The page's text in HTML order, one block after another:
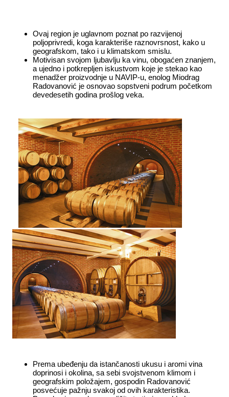
Ovaj region je uglavnom poznat po razvijenoj
poljoprivredi, koga karakteriše raznovrsnost, kako u
geografskom, tako i u klimatskom smislu.
Motivisan svojom ljubavlju ka vinu, obogaćen znanjem,
a ujedno i potkrepljen iskustvom koje je stekao kao
menadžer proizvodnje u NAVIP-u, enolog Miodrag
Radovanović je osnovao sopstveni podrum početkom
devedesetih godina prošlog veka.
Prema ubeđenju da istančanosti ukusu i aromi vina
doprinosi i okolina, sa sebi svojstvenom klimom i
geografskim položajem, gospodin Radovanović
posvećuje pažnju svakoj od ovih karakteristika.